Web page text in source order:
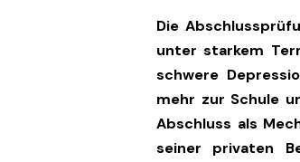
Die
unter starkem
schwere
mehr zur Schule
Abschluss als
seiner privaten